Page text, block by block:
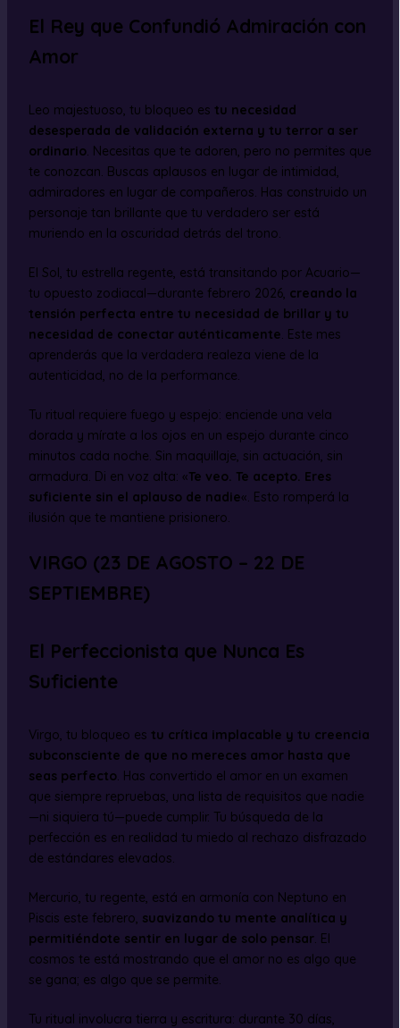
El Rey que Confundió Admiración con
Amor
Leo majestuoso, tu bloqueo es tu necesidad
desesperada de validación externa y tu terror a ser
ordinario. Necesitas que te adoren, pero no permites que
te conozcan. Buscas aplausos en lugar de intimidad,
admiradores en lugar de compañeros. Has construido un
personaje tan brillante que tu verdadero ser está
muriendo en la oscuridad detrás del trono.
El Sol, tu estrella regente, está transitando por Acuario—
tu opuesto zodiacal—durante febrero 2026, creando la
tensión perfecta entre tu necesidad de brillar y tu
necesidad de conectar auténticamente . Este mes
aprenderás que la verdadera realeza viene de la
autenticidad, no de la performance.
Tu ritual requiere fuego y espejo: enciende una vela
dorada y mírate a los ojos en un espejo durante cinco
minutos cada noche. Sin maquillaje, sin actuación, sin
armadura. Di en voz alta: «Te veo. Te acepto. Eres
suficiente sin el aplauso de nadie«. Esto romperá la
ilusión que te mantiene prisionero.
VIRGO (23 DE AGOSTO – 22 DE
SEPTIEMBRE)
El Perfeccionista que Nunca Es
Suficiente
Virgo, tu bloqueo es tu crítica implacable y tu creencia
subconsciente de que no mereces amor hasta que
seas perfecto. Has convertido el amor en un examen
que siempre repruebas, una lista de requisitos que nadie
—ni siquiera tú—puede cumplir. Tu búsqueda de la
perfección es en realidad tu miedo al rechazo disfrazado
de estándares elevados.
Mercurio, tu regente, está en armonía con Neptuno en
Piscis este febrero, suavizando tu mente analítica y
permitiéndote sentir en lugar de solo pensar. El
cosmos te está mostrando que el amor no es algo que
se gana; es algo que se permite.
Tu ritual involucra tierra y escritura: durante 30 días,